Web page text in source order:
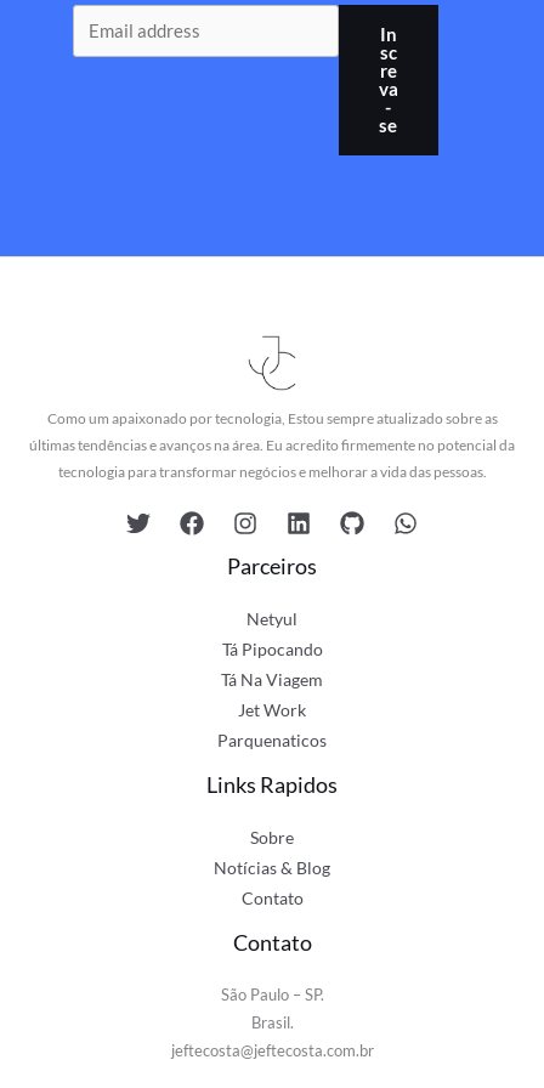
In
sc
re
va
-
se
Como um apaixonado por tecnologia, Estou sempre atualizado sobre as
últimas tendências e avanços na área. Eu acredito firmemente no potencial da
tecnologia para transformar negócios e melhorar a vida das pessoas.
Parceiros
Netyul
Tá Pipocando
Tá Na Viagem
Jet Work
Parquenaticos
Links Rapidos
Sobre
Notícias & Blog
Contato
Contato
São Paulo – SP.
Brasil.
jeftecosta@jeftecosta.com.br